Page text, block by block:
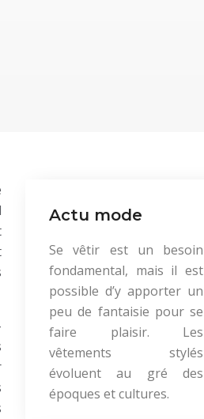
Actu mode
Se vêtir est un besoin
fondamental, mais il est
possible d’y apporter un
peu de fantaisie pour se
faire plaisir. Les
vêtements stylés
évoluent au gré des
époques et cultures.